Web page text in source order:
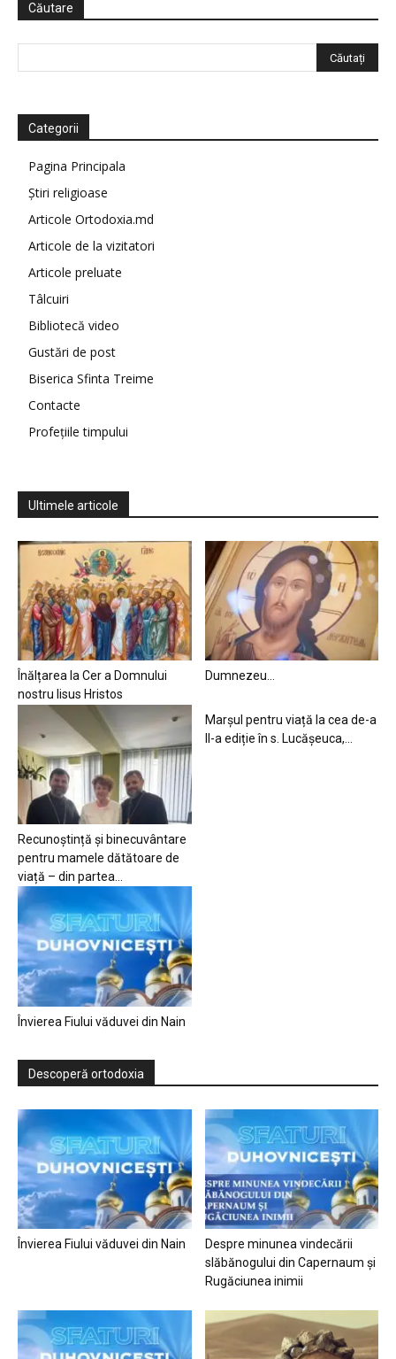
Căutare
Categorii
Pagina Principala
Știri religioase
Articole Ortodoxia.md
Articole de la vizitatori
Articole preluate
Tâlcuiri
Bibliotecă video
Gustări de post
Biserica Sfinta Treime
Contacte
Profețiile timpului
Ultimele articole
Înălțarea la Cer a Domnului
nostru Iisus Hristos
Dumnezeu…
Recunoștință și binecuvântare
pentru mamele dătătoare de
viață – din partea...
Marșul pentru viață la cea de-a
II-a ediție în s. Lucășeuca,...
Învierea Fiului văduvei din Nain
Descoperă ortodoxia
Învierea Fiului văduvei din Nain
Despre minunea vindecării
slăbănogului din Capernaum și
Rugăciunea inimii